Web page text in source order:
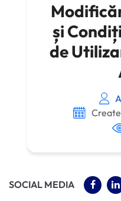
și
de
SOCIAL MEDIA